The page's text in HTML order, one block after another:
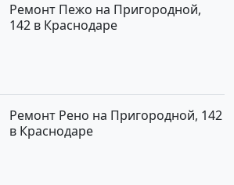
Ремонт Пежо на Пригородной,
142 в Краснодаре
Ремонт Рено на Пригородной, 142
в Краснодаре